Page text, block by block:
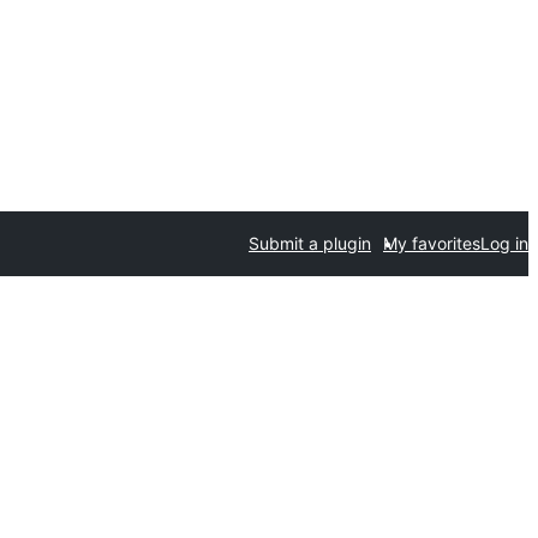
Submit a plugin My favoritesLog in